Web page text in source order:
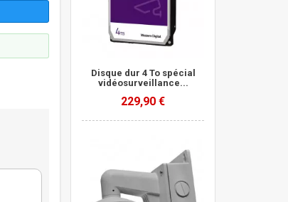
Disque dur 4 To spécial
vidéosurveillance...
229,90 €